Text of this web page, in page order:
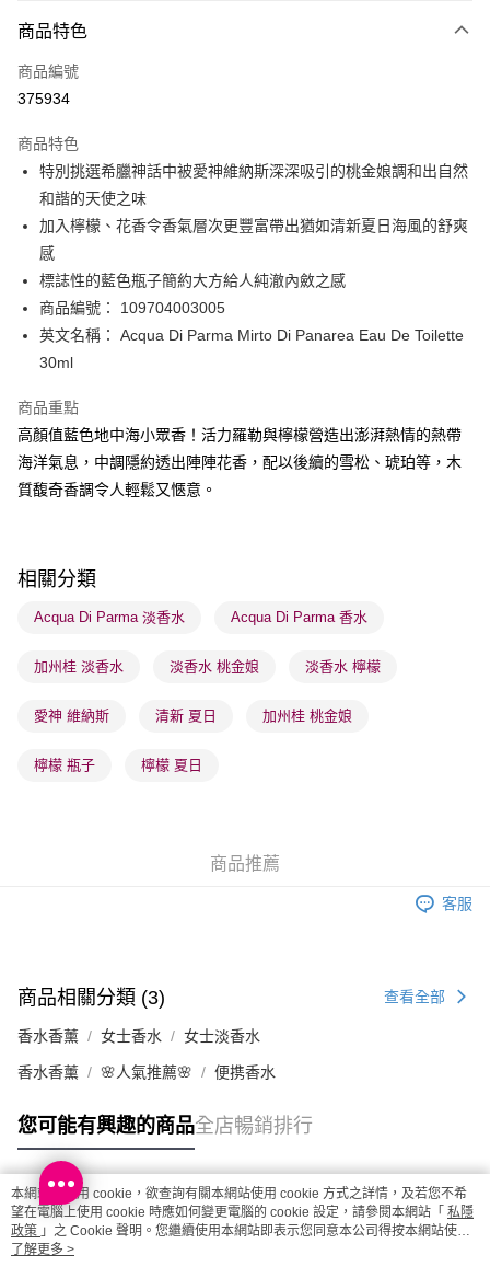
信用卡
Apple Pay
PayMe
WeChat Pay
BoC Pay
送貨方式
順豐自助櫃 - 確認發貨後1-3個工作天送達
每筆HK$65.00，滿HK$300.00或以上免運費
順豐站及營業點 - 確認發貨後1-3個工作天送達
每筆HK$65.00，滿HK$300.00或以上免運費
確認發貨後1-3 工作天送達，訂單將隨機分配至SF順豐速運或京東
(香港門市) 只顯示可選門市。確認發貨後2-5個工作天到店，3天內
每筆HK$20.00，滿HK$100.00或以上免運費
(澳門門市) 只顯示可選門市。確認發貨後2-5個工作天到店，3天內
每筆HK$20.00，滿HK$100.00或以上免運費
商品特色
商品編號
375934
商品特色
特別挑選希臘神話中被愛神維納斯深深吸引的桃金娘調和出自然
和諧的天使之味
加入檸檬、花香令香氣層次更豐富帶出猶如清新夏日海風的舒爽
感
標誌性的藍色瓶子簡約大方給人純澈內斂之感
商品編號： 109704003005
英文名稱： Acqua Di Parma Mirto Di Panarea Eau De Toilette
30ml
商品重點
高顏值藍色地中海小眾香！活力羅勒與檸檬營造出澎湃熱情的熱帶
海洋氣息，中調隱約透出陣陣花香，配以後續的雪松、琥珀等，木
質馥奇香調令人輕鬆又愜意。
相關分類
Acqua Di Parma 淡香水 Acqua Di Parma 香水
加州桂 淡香水 淡香水 桃金娘 淡香水 檸檬
愛神 維納斯 清新 夏日 加州桂 桃金娘
檸檬 瓶子 檸檬 夏日
商品推薦
客服
商品相關分類 (3) 查看全部
香水香薰 女士香水 女士淡香水
香水香薰 🌸人氣推薦🌸 便携香水
您可能有興趣的商品全店暢銷排行
熱門標籤
熱銷排行
本網站中使用 cookie，欲查詢有關本網站使用 cookie 方式之詳情，及若您不希
望在電腦上使用 cookie 時應如何變更電腦的 cookie 設定，請參閱本網站「 私隱
政策 」之 Cookie 聲明。您繼續使用本網站即表示您同意本公司得按本網站使用
條款之 Cookie 聲明使用 cookie。
了解更多 >